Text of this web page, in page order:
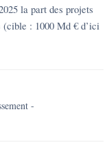
la part des projets
: 1000 Md € d’ici
-